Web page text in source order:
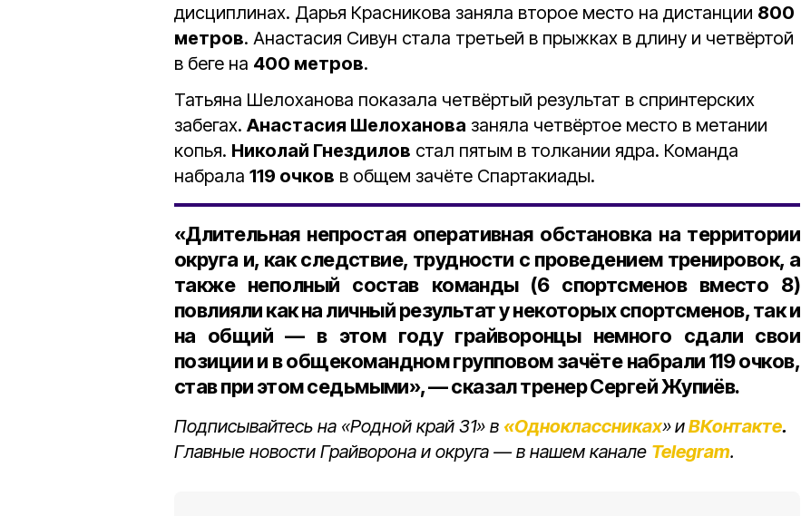
дисциплинах. Дарья Красникова заняла второе место на дистанции 800
метров. Анастасия Сивун стала третьей в прыжках в длину и четвёртой
в беге на 400 метров.
Татьяна Шелоханова показала четвёртый результат в спринтерских
забегах. Анастасия Шелоханова заняла четвёртое место в метании
копья. Николай Гнездилов стал пятым в толкании ядра. Команда
набрала 119 очков в общем зачёте Спартакиады.
«Длительная непростая оперативная обстановка на территории
округа и, как следствие, трудности с проведением тренировок, а
также неполный состав команды (6 спортсменов вместо 8)
повлияли как на личный результат у некоторых спортсменов, так и
на общий — в этом году грайворонцы немного сдали свои
позиции и в общекомандном групповом зачёте набрали 119 очков,
став при этом седьмыми», — сказал тренер Сергей Жупиёв.
Подписывайтесь на «Родной край 31» в «Одноклассниках»иВКонтакте.
Главные новости Грайворона и округа — в нашем канале Telegram.